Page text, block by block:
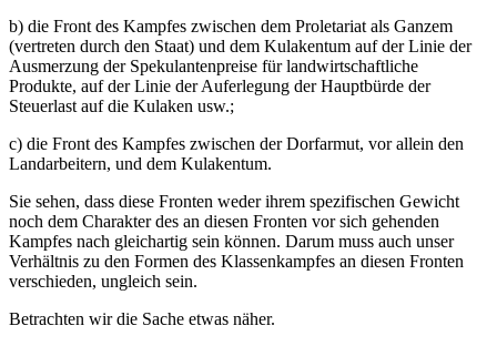
b) die Front des Kampfes zwischen dem Proletariat als Ganzem
(vertreten durch den Staat) und dem Kulakentum auf der Linie der
Ausmerzung der Spekulantenpreise für landwirtschaftliche
Produkte, auf der Linie der Auferlegung der Hauptbürde der
Steuerlast auf die Kulaken usw.;
c) die Front des Kampfes zwischen der Dorfarmut, vor allein den
Landarbeitern, und dem Kulakentum.
Sie sehen, dass diese Fronten weder ihrem spezifischen Gewicht
noch dem Charakter des an diesen Fronten vor sich gehenden
Kampfes nach gleichartig sein können. Darum muss auch unser
Verhältnis zu den Formen des Klassenkampfes an diesen Fronten
verschieden, ungleich sein.
Betrachten wir die Sache etwas näher.